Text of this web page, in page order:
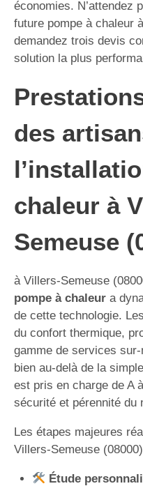
économies. N’attendez
future pompe à chaleur
demandez trois devis
solution la plus
des
chaleur à
Semeuse
à Villers-Semeuse
pompe à chaleur a
de cette technologie.
du confort thermique,
gamme de services
bien au-delà de la
est pris en charge de A
sécurité et pérennité du
Les étapes majeures
Villers-Semeuse
Étude